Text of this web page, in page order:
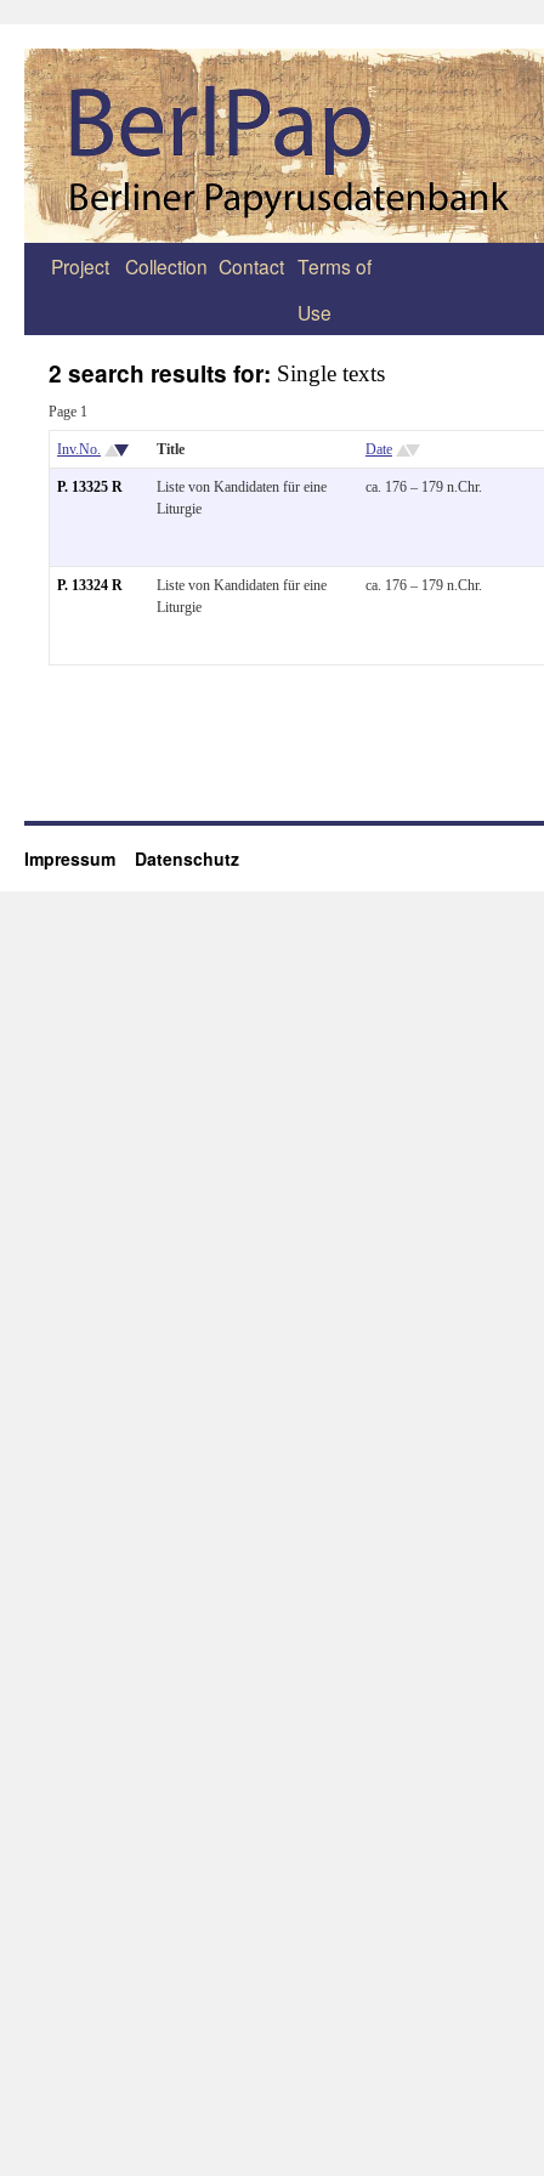
Zum
Project Collection Contact Terms of
Use
2 search results for: Single texts
Page 1
Inv.No. Title Date
P. 13325 R
Liste von Kandidaten für eine
Liturgie
ca. 176 – 179 n.Chr.
P. 13324 R
Liste von Kandidaten für eine
Liturgie
ca. 176 – 179 n.Chr.
Impressum Datenschutz